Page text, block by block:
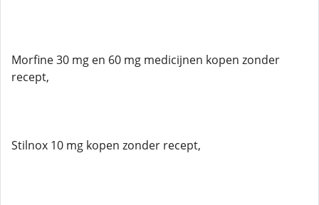
Morfine 30 mg en 60 mg medicijnen kopen zonder
recept,
Stilnox 10 mg kopen zonder recept,